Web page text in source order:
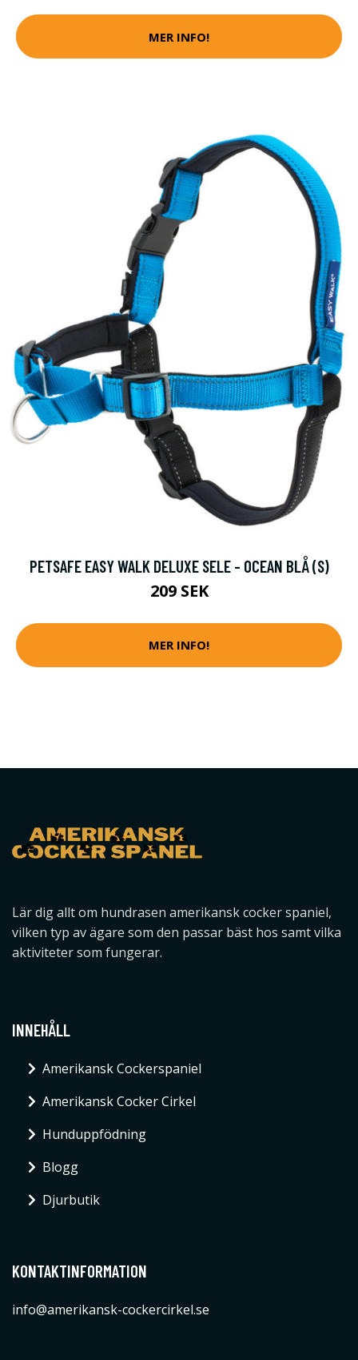
MER INFO!
PETSAFE EASY WALK DELUXE SELE - OCEAN BLÅ (S)
209 SEK
MER INFO!
Lär dig allt om hundrasen amerikansk cocker spaniel,
vilken typ av ägare som den passar bäst hos samt vilka
aktiviteter som fungerar.
INNEHÅLL
Amerikansk Cockerspaniel
Amerikansk Cocker Cirkel
Hunduppfödning
Blogg
Djurbutik
KONTAKTINFORMATION
info@amerikansk-cockercirkel.se